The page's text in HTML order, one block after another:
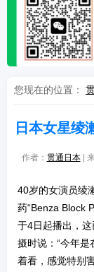
您现在的位置：
日本女星绫
作者： 贯通日本|
40岁的女演员绫
药“Benza Block
于4日起播出，
摄时说：“今年是
着看，感觉特别